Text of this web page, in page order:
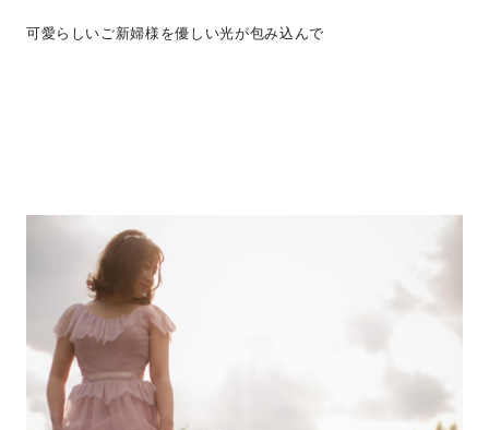
可愛らしいご新婦様を優しい光が包み込んで